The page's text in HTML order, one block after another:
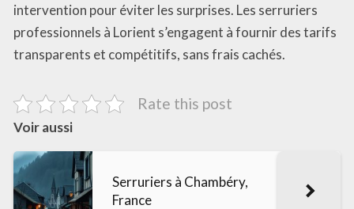
intervention pour éviter les surprises. Les serruriers
professionnels à Lorient s’engagent à fournir des tarifs
transparents et compétitifs, sans frais cachés.
Rate this post
Voir aussi
Serruriers à Chambéry,
France